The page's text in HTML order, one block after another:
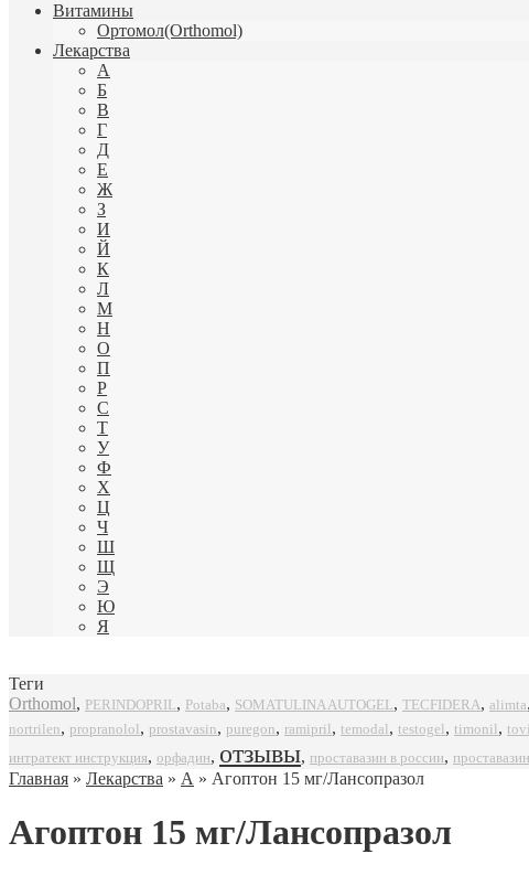
Витамины
Ортомол(Orthomol)
Лекарства
А
Б
В
Г
Д
Е
Ж
З
И
Й
К
Л
М
Н
О
П
Р
С
Т
У
Ф
Х
Ц
Ч
Ш
Щ
Э
Ю
Я
Теги
Orthomol, PERINDOPRIL, Potaba, SOMATULINA AUTOGEL, TECFIDERA, alimta,
nortrilen, propranolol, prostavasin, puregon, ramipril, temodal , testogel , timonil,
интратект инструкция, орфадин, отзывы, проставазин в россии,
Главная » Лекарства » А » Агоптон 15 мг/Лансопразол
Агоптон 15 мг/Лансопразол